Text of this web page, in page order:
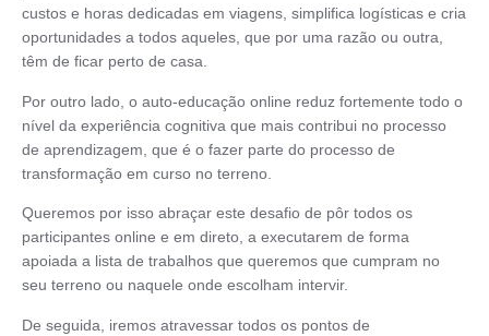
custos e horas dedicadas em viagens, simplifica logísticas e cria
oportunidades a todos aqueles, que por uma razão ou outra,
têm de ficar perto de casa.
Por outro lado, o auto-educação online reduz fortemente todo o
nível da experiência cognitiva que mais contribui no processo
de aprendizagem, que é o fazer parte do processo de
transformação em curso no terreno.
Queremos por isso abraçar este desafio de pôr todos os
participantes online e em direto, a executarem de forma
apoiada a lista de trabalhos que queremos que cumpram no
seu terreno ou naquele onde escolham intervir.
De seguida, iremos atravessar todos os pontos de